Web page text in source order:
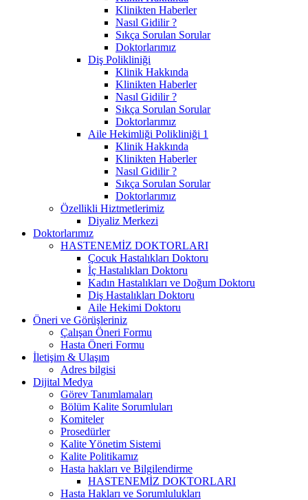
Klinikten Haberler
Nasıl Gidilir ?
Sıkça Sorulan Sorular
Doktorlarımız
Diş Polikliniği
Klinik Hakkında
Klinikten Haberler
Nasıl Gidilir ?
Sıkça Sorulan Sorular
Doktorlarımız
Aile Hekimliği Polikliniği 1
Klinik Hakkında
Klinikten Haberler
Nasıl Gidilir ?
Sıkça Sorulan Sorular
Doktorlarımız
Özellikli Hiztmetlerimiz
Diyaliz Merkezi
Doktorlarımız
HASTENEMİZ DOKTORLARI
Çocuk Hastalıkları Doktoru
İç Hastalıkları Doktoru
Kadın Hastalıkları ve Doğum Doktoru
Diş Hastalıkları Doktoru
Aile Hekimi Doktoru
Öneri ve Görüşleriniz
Çalışan Öneri Formu
Hasta Öneri Formu
İletişim & Ulaşım
Adres bilgisi
Dijital Medya
Görev Tanımlamaları
Bölüm Kalite Sorumluları
Komiteler
Prosedürler
Kalite Yönetim Sistemi
Kalite Politikamız
Hasta hakları ve Bilgilendirme
HASTENEMİZ DOKTORLARI
Hasta Hakları ve Sorumlulukları